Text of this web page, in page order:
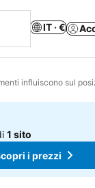
IT · €
influiscono sul
1 sito
i prezzi